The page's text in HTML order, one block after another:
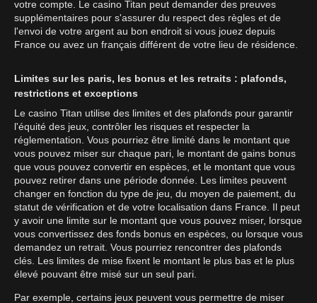
votre compte. Le casino Titan peut demander des preuves
supplémentaires pour s'assurer du respect des règles et de
l'envoi de votre argent au bon endroit si vous jouez depuis
France ou avez un français différent de votre lieu de résidence.
Limites sur les paris, les bonus et les retraits : plafonds,
restrictions et exceptions
Le casino Titan utilise des limites et des plafonds pour garantir
l'équité des jeux, contrôler les risques et respecter la
réglementation. Vous pourriez être limité dans le montant que
vous pouvez miser sur chaque pari, le montant de gains bonus
que vous pouvez convertir en espèces, et le montant que vous
pouvez retirer dans une période donnée. Les limites peuvent
changer en fonction du type de jeu, du moyen de paiement, du
statut de vérification et de votre localisation dans France. Il peut
y avoir une limite sur le montant que vous pouvez miser, lorsque
vous convertissez des fonds bonus en espèces, ou lorsque vous
demandez un retrait. Vous pourriez rencontrer des plafonds
clés. Les limites de mise fixent le montant le plus bas et le plus
élevé pouvant être misé sur un seul pari.
Par exemple, certains jeux peuvent vous permettre de miser